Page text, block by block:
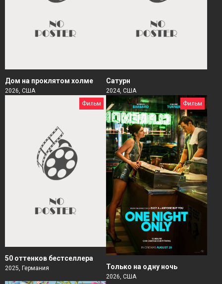
Дом на проклятом холме
2026, США
Сатурн
2024, США
Фильм
50 оттенков бестселлера
2025, Германия
Фильм
Только на одну ночь
2026, США